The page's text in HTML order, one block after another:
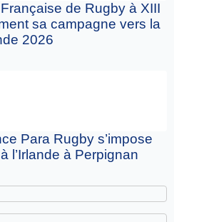
de Rugby à XIII
sa campagne vers la
2026
Para Rugby s’impose
l’Irlande à Perpignan